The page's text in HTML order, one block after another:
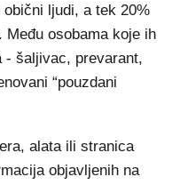
ljudi, a tek 20%
Među osobama koje ih
šaljivac, prevarant,
“pouzdani
alata ili stranica
objavljenih na